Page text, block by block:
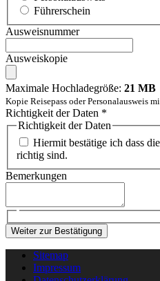
Führerschein
Ausweisnummer
Ausweiskopie
Maximale Hochladegröße: 21 MB
Kopie Reisepass oder Personalausweis
Richtigkeit der Daten *
Richtigkeit der Daten
Hiermit bestätige ich dass
richtig sind.
Bemerkungen
Weiter zur Bestätigung
Sitemap
Impressum